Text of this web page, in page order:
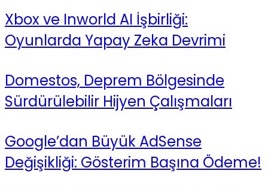
Xbox ve Inworld AI İşbirliği:
Oyunlarda Yapay Zeka Devrimi
Domestos, Deprem Bölgesinde
Sürdürülebilir Hijyen Çalışmaları
Google’dan Büyük AdSense
Değişikliği: Gösterim Başına Ödeme!